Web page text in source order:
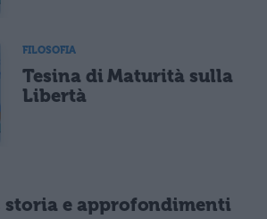
FILOSOFIA
Tesina di Maturità sulla
Libertà
storia e approfondimenti